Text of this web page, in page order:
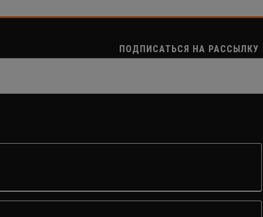
ПОДПИСАТЬСЯ НА РАССЫЛКУ